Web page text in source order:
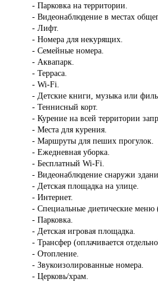
- Парковка на территории.
- Видеонаблюдение в местах
- Лифт.
- Номера для некурящих.
- Семейные номера.
- Аквапарк.
- Терраса.
- Wi-Fi.
- Детские книги, музыка или
- Теннисный корт.
- Курение на всей территории
- Места для курения.
- Маршруты для пеших прогулок.
- Ежедневная уборка.
- Бесплатный Wi-Fi.
- Видеонаблюдение снаружи
- Детская площадка на улице.
- Интернет.
- Специальные диетические меню
- Парковка.
- Детская игровая площадка.
- Трансфер (оплачивается
- Отопление.
- Звукоизолированные номера.
- Церковь/храм.